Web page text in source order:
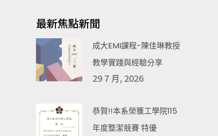
最新焦點新聞
成大EMI課程-陳佳琳教授
教學實踐與經驗分享
29 7 月, 2026
恭賀!!本系榮獲工學院115
年度整潔競賽 特優